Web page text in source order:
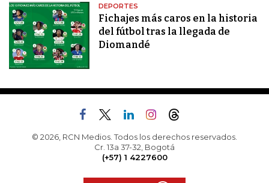
DEPORTES
Fichajes más caros en la historia
del fútbol tras la llegada de
Diomandé
© 2026, RCN Medios. Todos los derechos reservados.
Cr. 13a 37-32, Bogotá
(+57) 1 4227600